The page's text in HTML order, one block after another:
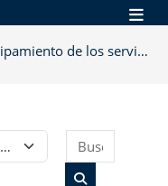
Diseño y equipamiento de los servicios de alimenta...